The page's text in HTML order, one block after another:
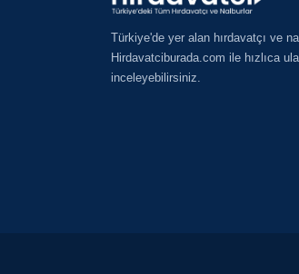
Türkiye'de yer alan hırdavatçı ve
Hirdavatciburada.com ile hızlıca
inceleyebilirsiniz.